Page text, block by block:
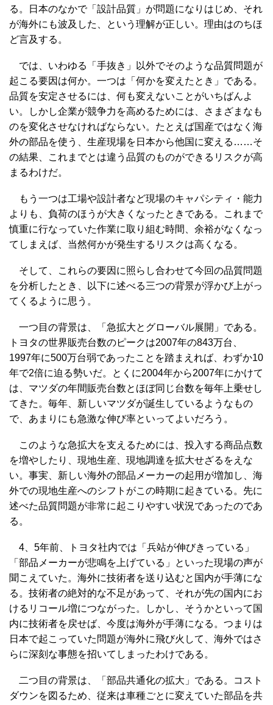
る。日本のなかで「設計品質」が問題になりはじめ、それ
が海外にも波及した、という理解が正しい。理由はのちほ
ど言及する。
では、いわゆる「手抜き」以外でそのような品質問題が
起こる要因は何か。一つは「何かを変えたとき」である。
品質を安定させるには、何も変えないことがいちばんよ
い。しかし企業が競争力を高めるためには、さまざまなも
のを変化させなければならない。たとえば国産ではなく海
外の部品を使う、生産現場を日本から他国に変える……そ
の結果、これまでとは違う品質のものができるリスクが高
まるわけだ。
もう一つは工場や設計者など現場のキャパシティ・能力
よりも、負荷のほうが大きくなったときである。これまで
慎重に行なっていた作業に取り組む時間、余裕がなくなっ
てしまえば、当然何かが発生するリスクは高くなる。
そして、これらの要因に照らし合わせて今回の品質問題
を分析したとき、以下に述べる三つの背景が浮かび上がっ
てくるように思う。
一つ目の背景は、「急拡大とグローバル展開」である。
トヨタの世界販売台数のピークは2007年の843万台、
1997年に500万台弱であったことを踏まえれば、わずか10
年で2倍に迫る勢いだ。とくに2004年から2007年にかけて
は、マツダの年間販売台数とほぼ同じ台数を毎年上乗せし
てきた。毎年、新しいマツダが誕生しているようなもの
で、あまりにも急激な伸び率といってよいだろう。
このような急拡大を支えるためには、投入する商品点数
を増やしたり、現地生産、現地調達を拡大せざるをえな
い。事実、新しい海外の部品メーカーの起用が増加し、海
外での現地生産へのシフトがこの時期に起きている。先に
述べた品質問題が非常に起こりやすい状況であったのであ
る。
4、5年前、トヨタ社内では「兵站が伸びきっている」
「部品メーカーが悲鳴を上げている」といった現場の声が
聞こえていた。海外に技術者を送り込むと国内が手薄にな
る。技術者の絶対的な不足があって、それが先の国内にお
けるリコール増につながった。しかし、そうかといって国
内に技術者を戻せば、今度は海外が手薄になる。つまりは
日本で起こっていた問題が海外に飛び火して、海外ではさ
らに深刻な事態を招いてしまったわけである。
二つ目の背景は、「部品共通化の拡大」である。コスト
ダウンを図るため、従来は車種ごとに変えていた部品を共